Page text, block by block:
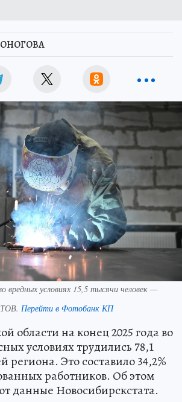
вредных условиях 15,5 тысячи человек —
Перейти в Фотобанк КП
области на конец 2025 года во
условиях трудились 78,1
региона. Это составило 34,2%
работников. Об этом
данные Новосибирскстата.